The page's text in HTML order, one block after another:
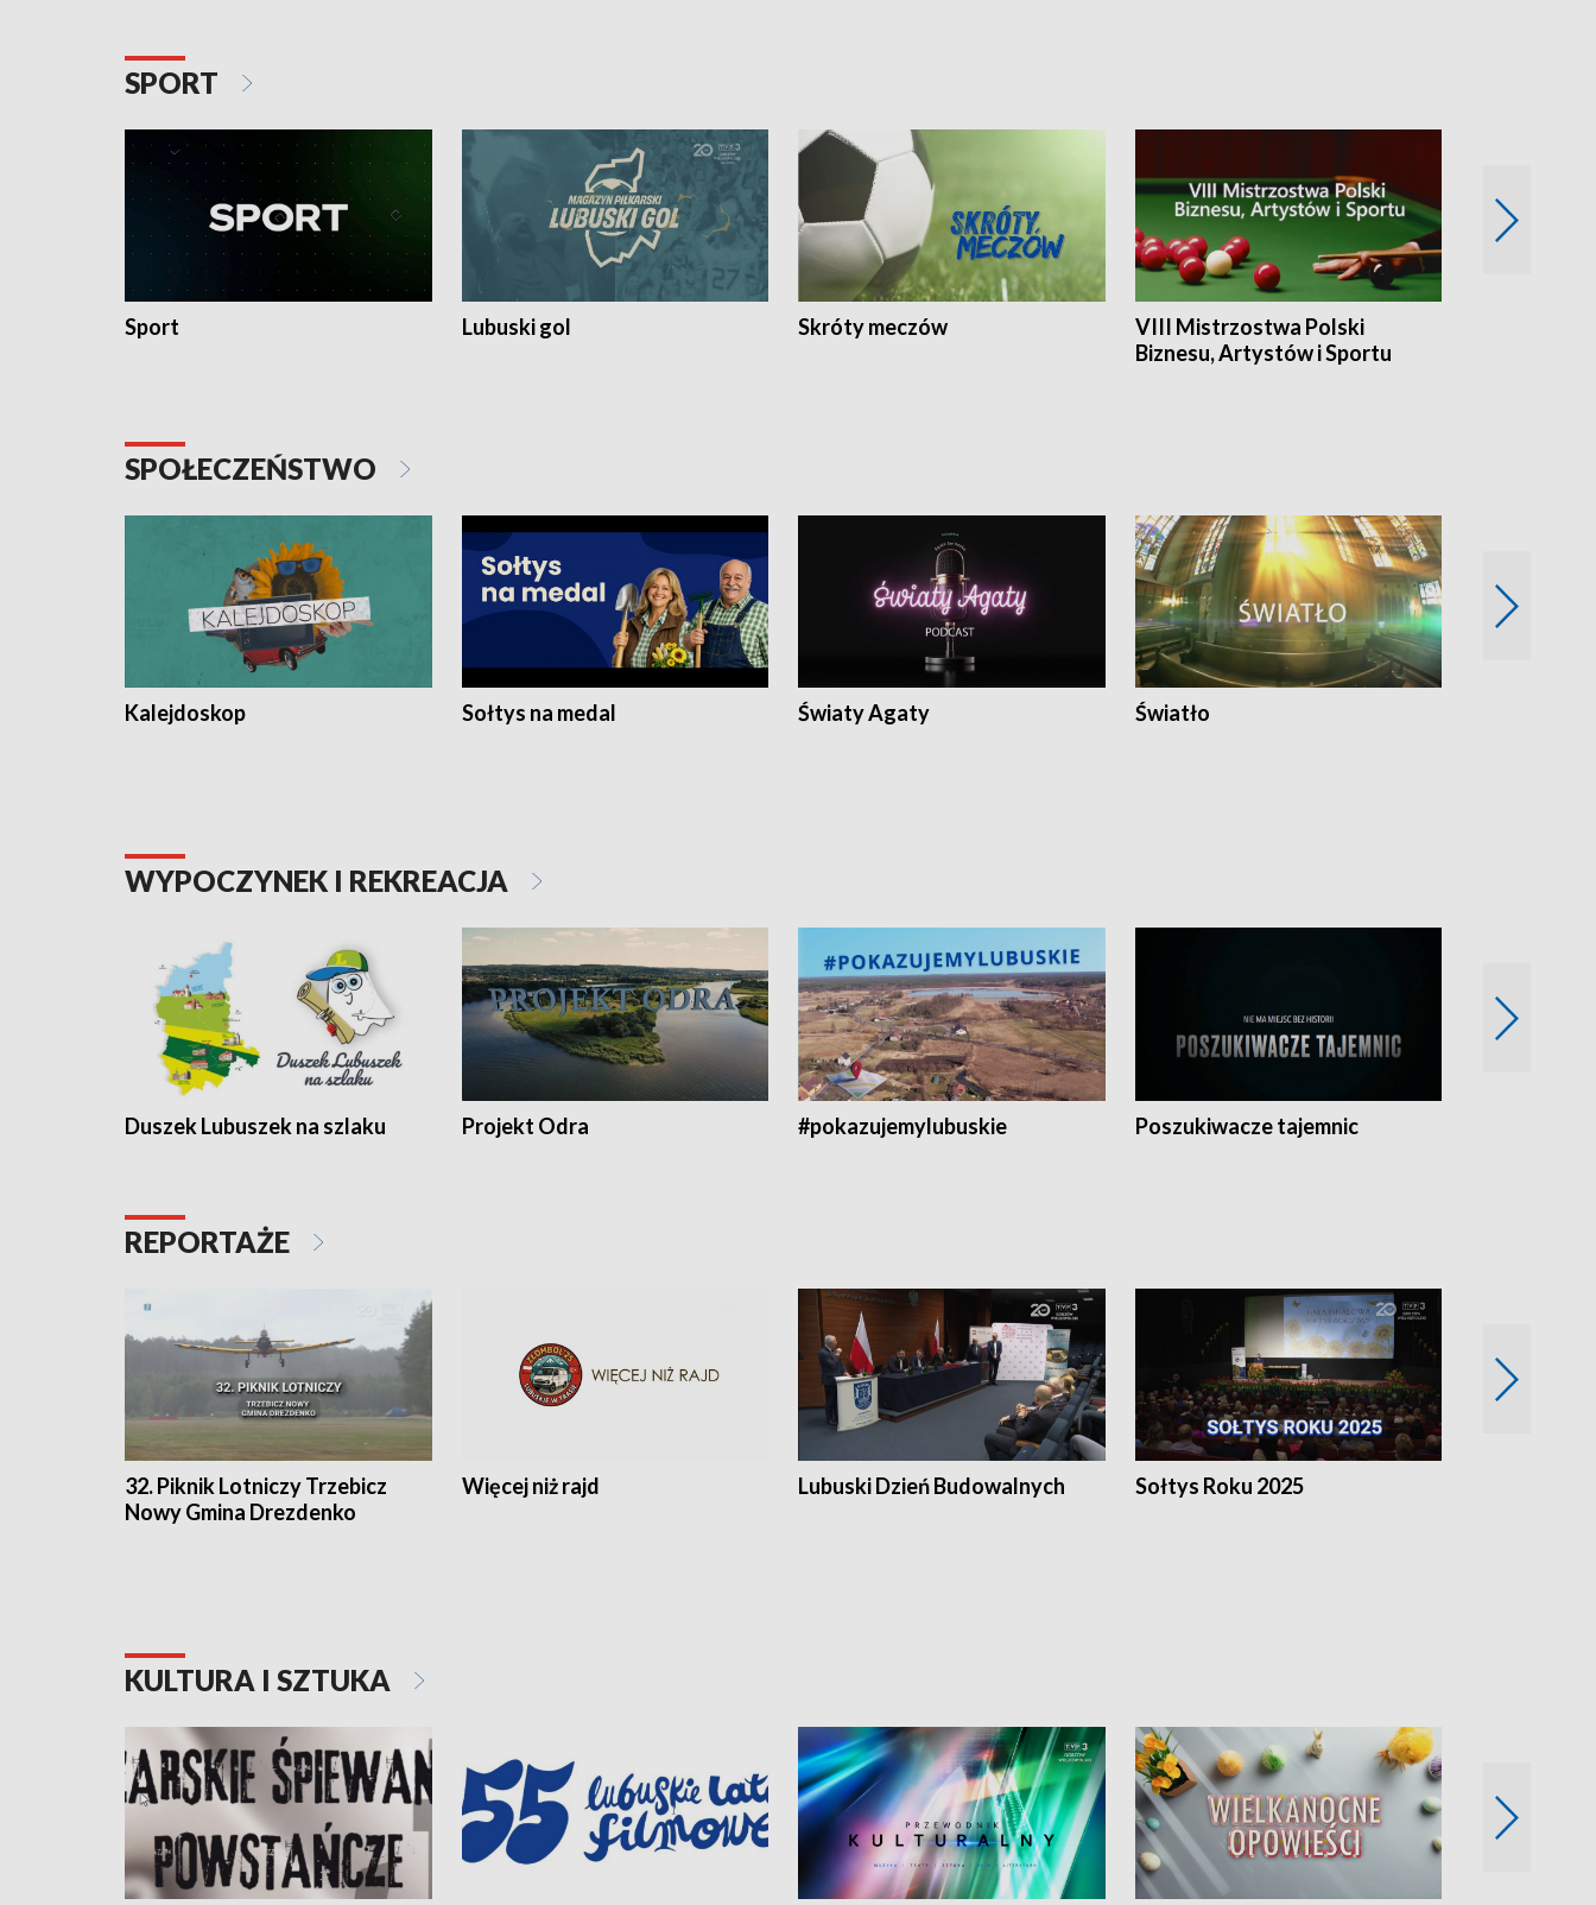
SPORT
Sport Lubuski gol Skróty meczów
VIII Mistrzostwa Polski
Biznesu, Artystów i Sportu
SPOŁECZEŃSTWO
Kalejdoskop Sołtys na medal Światy Agaty Światło
WYPOCZYNEK I REKREACJA
Duszek Lubuszek na szlaku Projekt Odra #pokazujemylubuskie Poszukiwacze tajemnic
REPORTAŻE
32. Piknik Lotniczy Trzebicz
Nowy Gmina Drezdenko
Więcej niż rajd Lubuski Dzień Budowalnych Sołtys Roku 2025
KULTURA I SZTUKA